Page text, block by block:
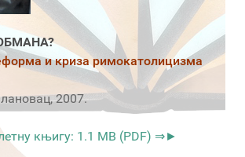
и криза римокатолицизма
2007.
књигу: 1.1 MB (PDF) ⇒►